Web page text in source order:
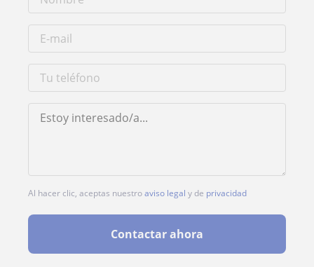
Al hacer clic, aceptas nuestroaviso legal y de privacidad
Contactar ahora